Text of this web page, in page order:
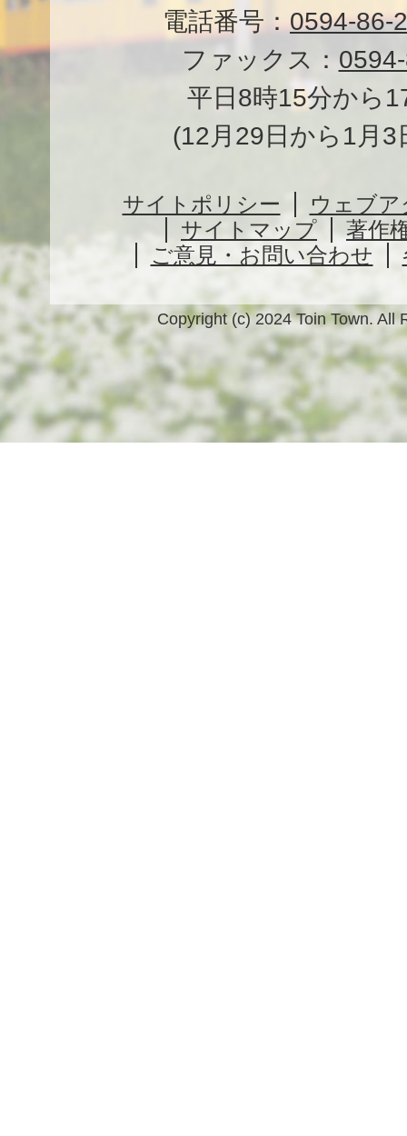
電話番号： 0594-86-
ファックス：
平日8時15分から
(12月29日から1月3
サイトポリシー
ウェブ
サイトマップ
著作
ご意見・お問い合わせ
Copyright (c) 2024 Toin Town. All